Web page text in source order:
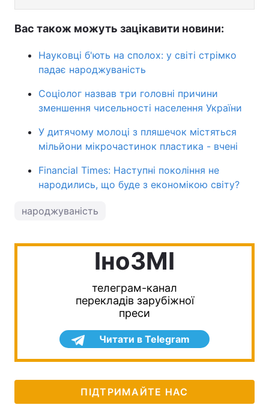
Вас також можуть зацікавити новини:
Науковці б'ють на сполох: у світі стрімко
падає народжуваність
Соціолог назвав три головні причини
зменшення чисельності населення України
У дитячому молоці з пляшечок містяться
мільйони мікрочастинок пластика - вчені
Financial Times: Наступні покоління не
народились, що буде з економікою світу?
народжуваність
IноЗМI
телеграм-канал
перекладів зарубіжної
преси
Читати в Telegram
ПІДТРИМАЙТЕ НАС